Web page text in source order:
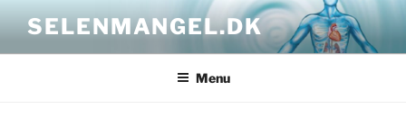
content
SELENMANGEL.DK
Menu